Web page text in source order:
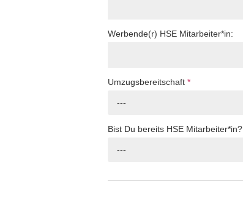
Werbende(r) HSE Mitarbeiter*in:
Umzugsbereitschaft *
---
Bist Du bereits HSE Mitarbeiter*in?
---